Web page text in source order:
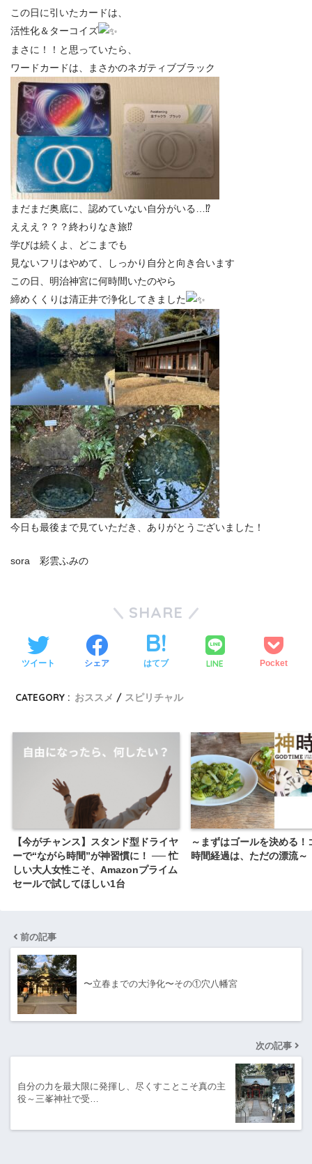
この日に引いたカードは、
活性化＆ターコイズ
まさに！！と思っていたら、
ワードカードは、まさかのネガティブブラック
まだまだ奥底に、認めていない自分がいる… ⁉︎
えええ？？？終わりなき旅⁉︎
学びは続くよ、どこまでも
見ないフリはやめて、しっかり自分と向き合います
この日、明治神宮に何時間いたのやら
締めくくりは清正井で浄化してきました
今日も最後まで見ていただき、ありがとうございました！
sora 彩雲ふみの
SHARE
ツイート シェア はてブ LINE Pocket
CATEGORY : おススメ スピリチャル
【今がチャンス】スタンド型ドライヤ
ーで“ながら時間”が神習慣に！ ── 忙
しい大人女性こそ、Amazonプライム
セールで試してほしい1台
～まずはゴールを決める！
時間経過は、ただの漂流～
前の記事
〜立春までの大浄化〜その①穴八幡宮
次の記事
自分の力を最大限に発揮し、尽くすことこそ真の主
役～三峯神社で受…